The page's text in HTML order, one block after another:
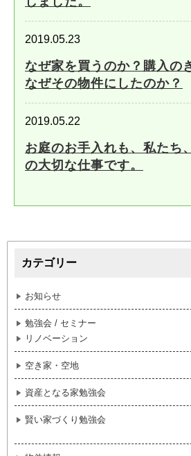
2019.05.23
なぜ家を買うのか？購入の
なぜその物件にしたのか？
2019.05.22
お庭のお手入れも、私たち
の大切な仕事です。
カテゴリー
お知らせ
勉強会 / セミナー
リノベーション
空き家・空地
資産となる家勉強会
賢い家づくり勉強会